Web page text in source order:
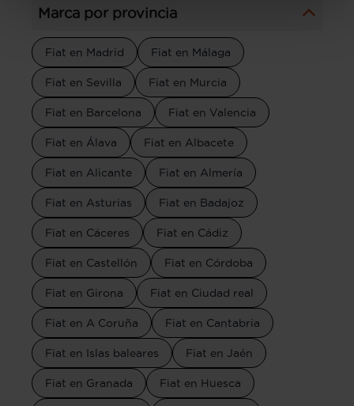
Marca por provincia
Fiat en Madrid Fiat en Málaga
Fiat en Sevilla Fiat en Murcia
Fiat en Barcelona Fiat en Valencia
Fiat en Álava Fiat en Albacete
Fiat en Alicante Fiat en Almería
Fiat en Asturias Fiat en Badajoz
Fiat en Cáceres Fiat en Cádiz
Fiat en Castellón Fiat en Córdoba
Fiat en Girona Fiat en Ciudad real
Fiat en A Coruña Fiat en Cantabria
Fiat en Islas baleares Fiat en Jaén
Fiat en Granada Fiat en Huesca